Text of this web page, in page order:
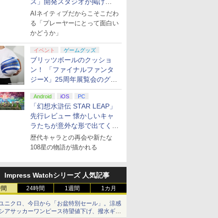
る“AI活用の信念”とは？【講
演レポート】
AIネイティブだからこそこだわ
る「プレーヤーにとって面白い
かどうか」
イベント ゲームグッズ
ブリッツボールのクッショ
ン！ 「ファイナルファンタ
ジーX」25周年展覧会のグッ
ズ情報が公開
Android iOS PC
「幻想水滸伝 STAR LEAP」
先行レビュー 懐かしいキャ
ラたちが意外な形で出てくる
シリーズ完全新作！
歴代キャラとの再会や新たな
108星の物語が描かれる
Impress Watchシリーズ 人気記事
24時間 1週間 1カ月
ニクロ、今日から「お盆特別セール」。涼感
アサッカーワンピース待望値下げ、撥水ギア